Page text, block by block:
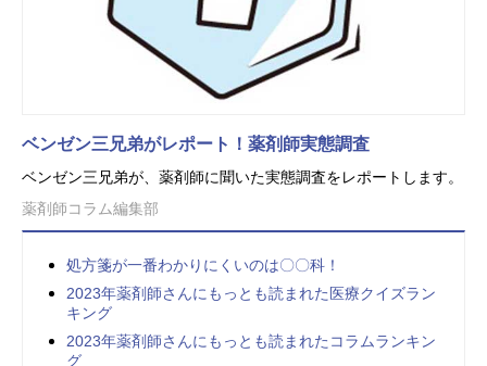
ベンゼン三兄弟がレポート！薬剤師実態調査
ベンゼン三兄弟が、薬剤師に聞いた実態調査をレポートします。
薬剤師コラム編集部
処方箋が一番わかりにくいのは〇〇科！
2023年薬剤師さんにもっとも読まれた医療クイズラン
キング
2023年薬剤師さんにもっとも読まれたコラムランキン
グ